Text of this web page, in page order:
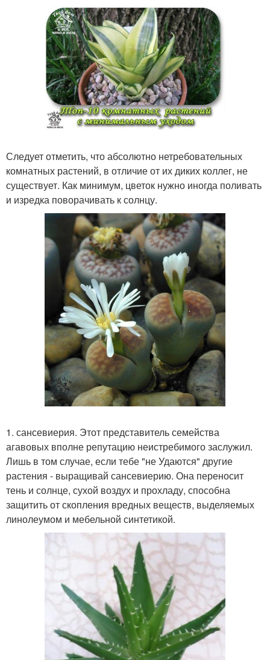
Следует отметить, что абсолютно нетребовательных
комнатных растений, в отличие от их диких коллег, не
существует. Как минимум, цветок нужно иногда поливать
и изредка поворачивать к солнцу.
1. сансевиерия. Этот представитель семейства
агавовых вполне репутацию неистребимого заслужил.
Лишь в том случае, если тебе "не Удаются" другие
растения - выращивай сансевиерию. Она переносит
тень и солнце, сухой воздух и прохладу, способна
защитить от скопления вредных веществ, выделяемых
линолеумом и мебельной синтетикой.